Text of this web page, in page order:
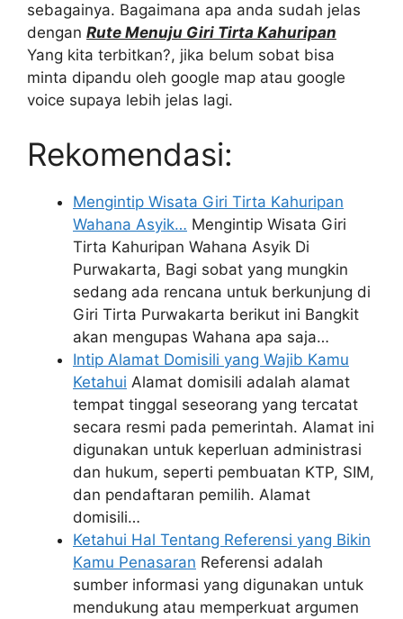
sebagainya. Bagaimana apa anda sudah jelas
dengan Rute Menuju Giri Tirta Kahuripan
Yang kita terbitkan?, jika belum sobat bisa
minta dipandu oleh google map atau google
voice supaya lebih jelas lagi.
Rekomendasi:
Mengintip Wisata Giri Tirta Kahuripan
Wahana Asyik… Mengintip Wisata Giri
Tirta Kahuripan Wahana Asyik Di
Purwakarta, Bagi sobat yang mungkin
sedang ada rencana untuk berkunjung di
Giri Tirta Purwakarta berikut ini Bangkit
akan mengupas Wahana apa saja…
Intip Alamat Domisili yang Wajib Kamu
Ketahui Alamat domisili adalah alamat
tempat tinggal seseorang yang tercatat
secara resmi pada pemerintah. Alamat ini
digunakan untuk keperluan administrasi
dan hukum, seperti pembuatan KTP, SIM,
dan pendaftaran pemilih. Alamat
domisili…
Ketahui Hal Tentang Referensi yang Bikin
Kamu Penasaran Referensi adalah
sumber informasi yang digunakan untuk
mendukung atau memperkuat argumen